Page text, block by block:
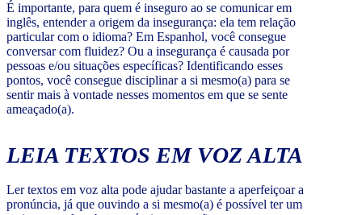
É importante, para quem é inseguro ao se comunicar em
inglês, entender a origem da insegurança: ela tem relação
particular com o idioma? Em Espanhol, você consegue
conversar com fluidez? Ou a insegurança é causada por
pessoas e/ou situações específicas? Identificando esses
pontos, você consegue disciplinar a si mesmo(a) para se
sentir mais à vontade nesses momentos em que se sente
ameaçado(a).
LEIA TEXTOS EM VOZ ALTA
Ler textos em voz alta pode ajudar bastante a aperfeiçoar a
pronúncia, já que ouvindo a si mesmo(a) é possível ter um